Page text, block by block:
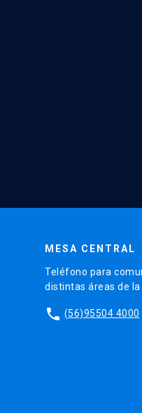
MESA CENTRAL
Teléfono para
distintas áreas de la
phone (56)95504 4000